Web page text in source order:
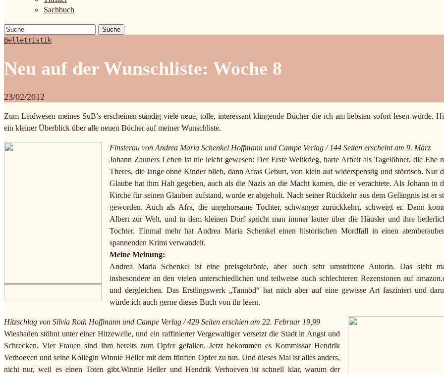
Sachbuch
Suche
Belletristik
Neu auf der Wunschliste: Woche 8
23/02/2012
Zum Leidwesen meines SuB’s erscheinen ständig viele neue, tolle, interessant klingende Bücher die ich am liebsten sofort lesen würde.
ein kleiner Überblick über alle neuen Bücher auf meiner Wunschliste.
Finsterau von Andrea Maria Schenkel Hoffmann und Campe Verlag / 144 Seiten erscheint am 9. März
Johann Zauners Leben ist nie leicht gewesen: Der Erste Weltkrieg, harte Arbeit als Tagelöhner, die Ehe
Theres, die lange ohne Kinder blieb, dann Afras Geburt, von klein auf widerspenstig und störrisch. Nur
Glaube hat ihm Halt gegeben, auch als die Nazis an die Macht kamen, die er verachtete. Als Johann in
Kirche für seinen Glauben aufstand, wurde er abgeholt. Nach seiner Rückkehr aus dem Gefängnis ist er
geworden. Auch als Afra, die ungehorsame Tochter, schwanger zurückkehrt, schweigt er. Dann
Albert zur Welt, und in dem kleinen Dorf spricht man immer lauter über die Häusler und ihre
Tochter. Einmal mehr hat Andrea Maria Schenkel einen historischen Mordfall in einen
spannenden Krimi verwandelt.
Meine Meinung:
Andrea Maria Schenkel ist eine preisgekrönte, aber auch sehr umstrittene Autorin. Das sieht
insbesondere an den vielen unterschiedlichen und teilweise auch schlechteren Rezensionen auf
und dergleichen. Das Erstlingswerk „Tannöd“ hat mich aber auf eine gewisse Art fasziniert und
würde ich auch gerne dieses Buch von ihr lesen.
Hitzschlag von Silvia Roth Hoffmann und Campe Verlag / 429 Seiten erschien am 22. Februar 19,99
Wiesbaden stöhnt unter einer Hitzewelle, und ein raffinierter Vergewaltiger versetzt die Stadt in Angst und
Schrecken. Vier Frauen sind ihm bereits zum Opfer gefallen. Jetzt bekommen es Kommissar Hendrik
Verhoeven und seine Kollegin Winnie Heller mit dem fünften Opfer zu tun. Und dieses Mal ist alles anders,
nicht nur, weil es einen Toten gibt.Winnie Heller und Hendrik Verhoeven ist schnell klar, warum der